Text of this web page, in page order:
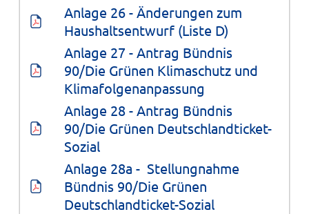
Anlage 26 - Änderungen zum
Haushaltsentwurf (Liste D)
Anlage 27 - Antrag Bündnis
90/Die Grünen Klimaschutz und
Klimafolgenanpassung
Anlage 28 - Antrag Bündnis
90/Die Grünen Deutschlandticket-
Sozial
Anlage 28a -  Stellungnahme
Bündnis 90/Die Grünen
Deutschlandticket-Sozial